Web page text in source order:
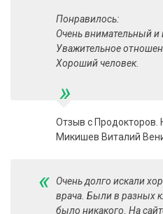
Понравилось:
Очень внимательный и
Уважительное
Хороший человек.
»
Отзыв с Продокторов.
Микишев Виталий
«
Очень долго искали
врача. Были в разных
было никакого. На